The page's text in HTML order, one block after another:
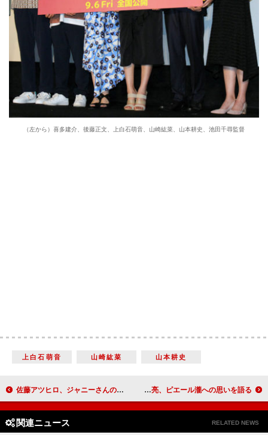
（左から）喜多建介、後藤正文、上白石萌音、山崎紘菜、山本耕史、池田千尋監督
上白石萌音 山崎紘菜 山本耕史
佐藤アツヒロ、ジャニーさんの楽屋のれんを継承 内博貴「先輩からのパワハラはもちろんない」 蒼井優、結婚祝福に「ありがとうございます」 池松壮亮、ピエール瀧への思いを語る
関連ニュース RELATED NEWS